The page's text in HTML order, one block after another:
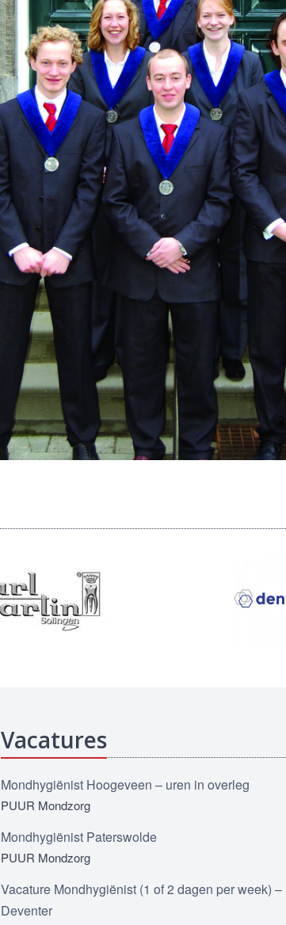
Vacatures
Mondhygiënist Hoogeveen – uren in overleg
PUUR Mondzorg
Mondhygiënist Paterswolde
PUUR Mondzorg
Vacature Mondhygiënist (1 of 2 dagen per week) –
Deventer